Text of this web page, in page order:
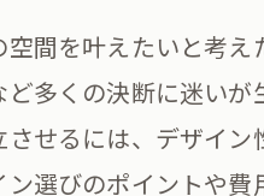
間を叶えたいと考
多くの決断に迷い
せるには、デザイ
選びのポイントや